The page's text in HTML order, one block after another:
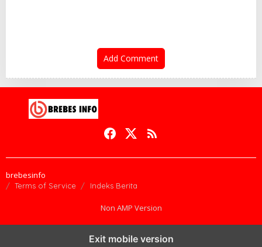
Add Comment
brebesinfo
Terms of Service Indeks Berita
Non AMP Version
Exit mobile version